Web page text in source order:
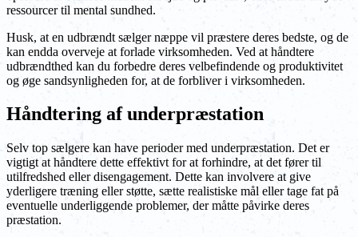
ressourcer til mental sundhed.
Husk, at en udbrændt sælger næppe vil præstere deres bedste, og de
kan endda overveje at forlade virksomheden. Ved at håndtere
udbrændthed kan du forbedre deres velbefindende og produktivitet
og øge sandsynligheden for, at de forbliver i virksomheden.
Håndtering af underpræstation
Selv top sælgere kan have perioder med underpræstation. Det er
vigtigt at håndtere dette effektivt for at forhindre, at det fører til
utilfredshed eller disengagement. Dette kan involvere at give
yderligere træning eller støtte, sætte realistiske mål eller tage fat på
eventuelle underliggende problemer, der måtte påvirke deres
præstation.